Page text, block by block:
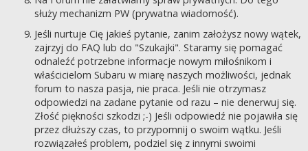
służy mechanizm PW (prywatna wiadomość).
Jeśli nurtuje Cię jakieś pytanie, zanim założysz nowy wątek,
zajrzyj do FAQ lub do "Szukajki". Staramy się pomagać
odnaleźć potrzebne informacje nowym miłośnikom i
właścicielom Subaru w miarę naszych możliwości, jednak
forum to nasza pasja, nie praca. Jeśli nie otrzymasz
odpowiedzi na zadane pytanie od razu – nie denerwuj się.
Złość piękności szkodzi ;-) Jeśli odpowiedź nie pojawiła się
przez dłuższy czas, to przypomnij o swoim wątku. Jeśli
rozwiązałeś problem, podziel się z innymi swoimi